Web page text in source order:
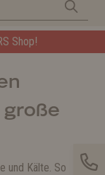
Shop!
und Kälte. So